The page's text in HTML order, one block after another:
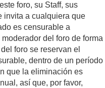
foro, su Staff, sus
invita a cualquiera que
es censurable a
del foro de forma
foro se reservan el
dentro de un período
que la eliminación es
así que, por favor,